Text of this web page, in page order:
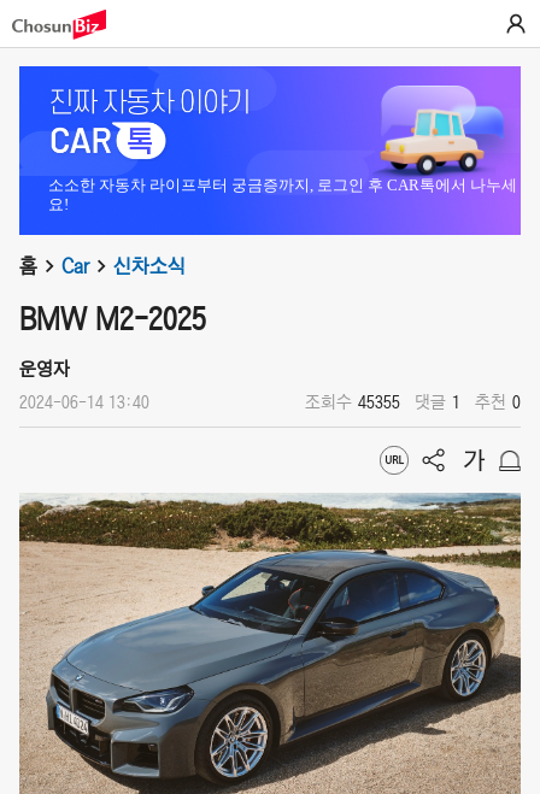
소소한 자동차 라이프부터 궁금증까지, 로그인 후 CAR톡에서 나누세
요!
홈 Car 신차소식
BMW M2-2025
운영자
2024-06-14 13:40 조회수 45355 댓글 1 추천 0